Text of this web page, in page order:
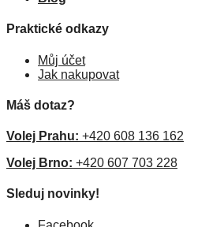
Praktické odkazy
Můj účet
Jak nakupovat
Máš dotaz?
Volej Prahu: +420 608 136 162
Volej Brno: +420 607 703 228
Sleduj novinky!